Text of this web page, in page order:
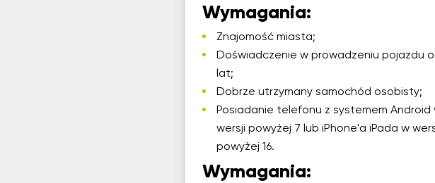
Wymagania:
Znajomość miasta;
Doświadczenie w prowadzeniu pojazdu
lat;
Dobrze utrzymany samochód osobisty;
Posiadanie telefonu z systemem Android
wersji powyżej 7 lub iPhone'a iPada w
powyżej 16.
Wymagania: